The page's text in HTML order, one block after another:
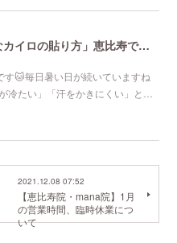
「代謝アップならここ！効果的なカイロの貼り方」恵比寿で口コミNo 1美容鍼灸ならmeilong
🐱毎日暑い日が続いていますね
冷たい」「汗をかきにくい」と…
2021.12.08 07:52
【恵比寿院・mana院】1月
の営業時間、臨時休業につ
いて